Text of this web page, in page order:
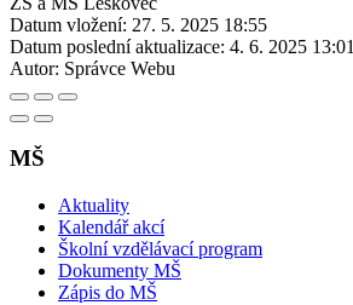
Datum vložení: 27. 5. 2025 18:55
Datum poslední aktualizace: 4. 6. 2025 13:01
Autor: Správce Webu
MŠ
Aktuality
Kalendář akcí
Školní vzdělávací program
Dokumenty MŠ
Zápis do MŠ